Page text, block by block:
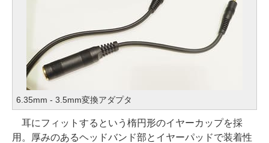
6.35mm - 3.5mm変換アダプタ
耳にフィットするという楕円形のイヤーカップを採
用。厚みのあるヘッドバンド部とイヤーパッドで装着性